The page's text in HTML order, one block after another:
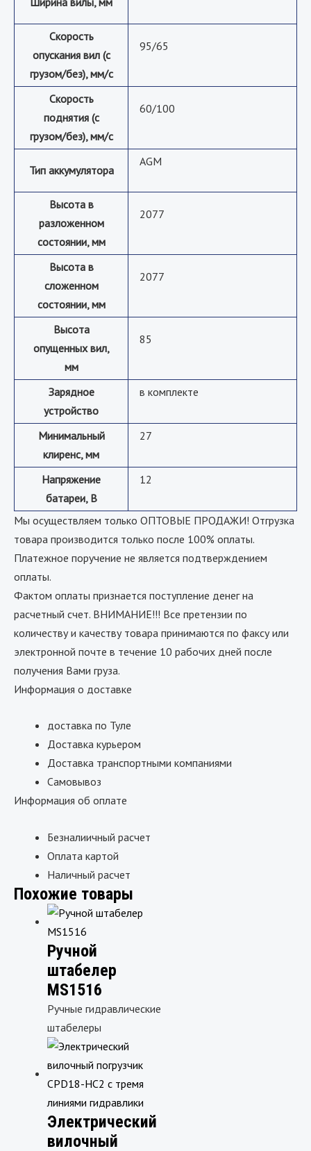
Скорость
опускания вил (с
грузом/без), мм/с
95/65
Скорость
поднятия (с
грузом/без), мм/с
60/100
Тип аккумулятора
AGM
Высота в
разложенном
состоянии, мм
2077
Высота в
сложенном
состоянии, мм
2077
Высота
опущенных вил,
мм
85
Зарядное
устройство
в комплекте
Минимальный
клиренс, мм
27
Напряжение
батареи, B
12
Мы осуществляем только ОПТОВЫЕ ПРОДАЖИ! Отгрузка
товара производится только после 100% оплаты.
Платежное поручение не является подтверждением
оплаты.
Фактом оплаты признается поступление денег на
расчетный счет. ВНИМАНИЕ!!! Все претензии по
количеству и качеству товара принимаются по факсу или
электронной почте в течение 10 рабочих дней после
получения Вами груза.
Информация о доставке
доставка по Туле
Доставка курьером
Доставка транспортными компаниями
Самовывоз
Информация об оплате
Безналиичный расчет
Оплата картой
Наличный расчет
Похожие товары
Ручной
штабелер
MS1516
Ручные гидравлические
штабелеры
Электрический
вилочный